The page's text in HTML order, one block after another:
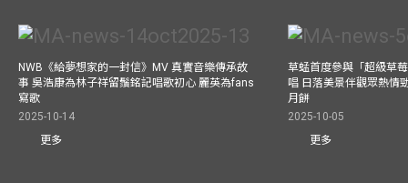
NWB《給夢想家的一封信》MV 真實音樂傳承故
事 吳浩康為林子祥留鬚銘記唱歌初心 麗英為fans
寫歌
2025-10-14
更多
草蜢首度參與「超級草
唱 日落美景伴觀眾熱情
月餅
2025-10-05
更多